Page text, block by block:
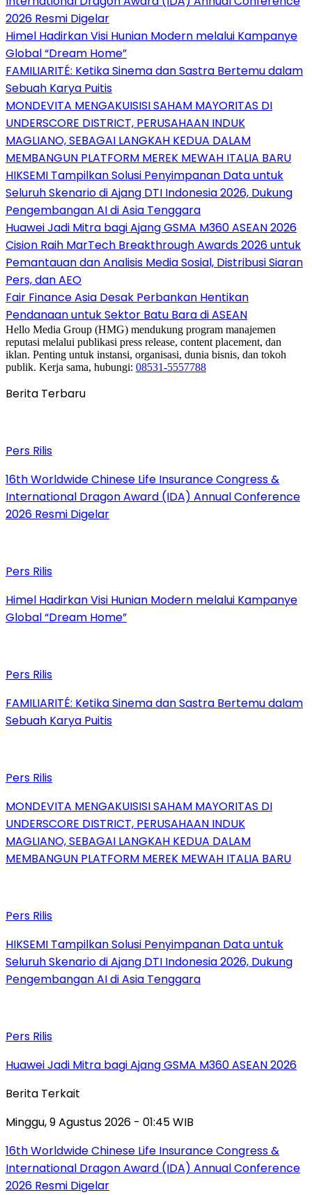
2026 Resmi Digelar
Himel Hadirkan Visi Hunian Modern melalui Kampanye
Global “Dream Home”
FAMILIARITÉ: Ketika Sinema dan Sastra Bertemu dalam
Sebuah Karya Puitis
MONDEVITA MENGAKUISISI SAHAM MAYORITAS DI
UNDERSCORE DISTRICT, PERUSAHAAN INDUK
MAGLIANO, SEBAGAI LANGKAH KEDUA DALAM
MEMBANGUN PLATFORM MEREK MEWAH ITALIA BARU
HIKSEMI Tampilkan Solusi Penyimpanan Data untuk
Seluruh Skenario di Ajang DTI Indonesia 2026, Dukung
Pengembangan AI di Asia Tenggara
Huawei Jadi Mitra bagi Ajang GSMA M360 ASEAN 2026
Cision Raih MarTech Breakthrough Awards 2026 untuk
Pemantauan dan Analisis Media Sosial, Distribusi Siaran
Pers, dan AEO
Fair Finance Asia Desak Perbankan Hentikan
Pendanaan untuk Sektor Batu Bara di ASEAN
Hello Media Group (HMG) mendukung program manajemen
reputasi melalui publikasi press release, content placement, dan
iklan. Penting untuk instansi, organisasi, dunia bisnis, dan tokoh
publik. Kerja sama, hubungi: 08531-5557788
Berita Terbaru
Pers Rilis
16th Worldwide Chinese Life Insurance Congress &
International Dragon Award (IDA) Annual Conference
2026 Resmi Digelar
Pers Rilis
Himel Hadirkan Visi Hunian Modern melalui Kampanye
Global “Dream Home”
Pers Rilis
FAMILIARITÉ: Ketika Sinema dan Sastra Bertemu dalam
Sebuah Karya Puitis
Pers Rilis
MONDEVITA MENGAKUISISI SAHAM MAYORITAS DI
UNDERSCORE DISTRICT, PERUSAHAAN INDUK
MAGLIANO, SEBAGAI LANGKAH KEDUA DALAM
MEMBANGUN PLATFORM MEREK MEWAH ITALIA BARU
Pers Rilis
HIKSEMI Tampilkan Solusi Penyimpanan Data untuk
Seluruh Skenario di Ajang DTI Indonesia 2026, Dukung
Pengembangan AI di Asia Tenggara
Pers Rilis
Huawei Jadi Mitra bagi Ajang GSMA M360 ASEAN 2026
Berita Terkait
Minggu, 9 Agustus 2026 - 01:45 WIB
16th Worldwide Chinese Life Insurance Congress &
International Dragon Award (IDA) Annual Conference
2026 Resmi Digelar